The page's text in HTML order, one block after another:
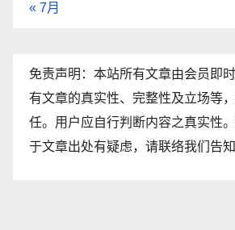
« 7月
免责声明：本站所有文章由会员即
有文章的真实性、完整性及立场等
任。用户应自行判断内容之真实性
于文章出处有疑虑，请联络我们告